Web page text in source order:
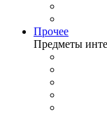
Прочее
Предметы